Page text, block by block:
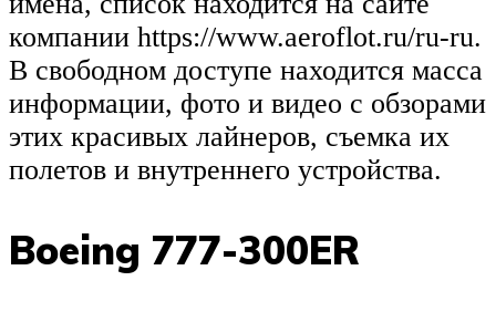
компании https://www.aeroflot.ru/ru-ru.
В свободном доступе находится масса
информации, фото и видео с обзорами
этих красивых лайнеров, съемка их
полетов и внутреннего устройства.
Boeing 777-300ER